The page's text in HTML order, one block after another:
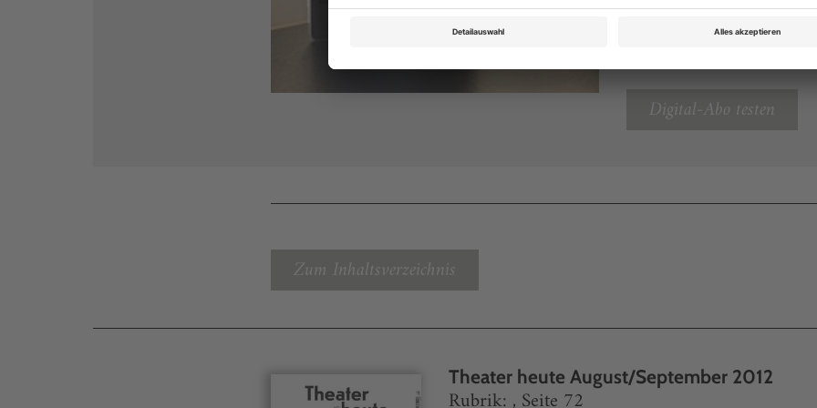
Sie können alle Vorteile
sofort nutzen
Digital-Abo testen
Zum Inhaltsverzeichnis
Theater heute August/September 2012